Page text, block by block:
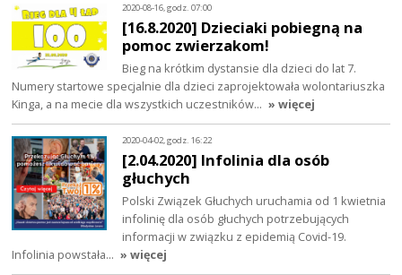
2020-08-16, godz. 07:00
[16.8.2020] Dzieciaki pobiegną na
pomoc zwierzakom!
Bieg na krótkim dystansie dla dzieci do lat 7.
Numery startowe specjalnie dla dzieci zaprojektowała wolontariuszka
Kinga, a na mecie dla wszystkich uczestników… » więcej
2020-04-02, godz. 16:22
[2.04.2020] Infolinia dla osób
głuchych
Polski Związek Głuchych uruchamia od 1 kwietnia
infolinię dla osób głuchych potrzebujących
informacji w związku z epidemią Covid-19.
Infolinia powstała… » więcej